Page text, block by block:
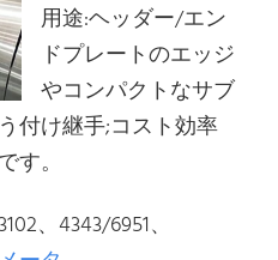
用途:ヘッダー/エン
ドプレートのエッジ
やコンパクトなサブ
付け継手;コスト効率
す。
、4343/6951、